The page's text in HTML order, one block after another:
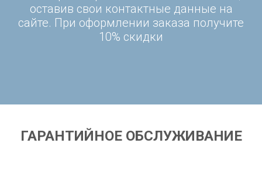
оставив свои контактные данные на
сайте. При оформлении заказа получите
10% скидки
ГАРАНТИЙНОЕ ОБСЛУЖИВАНИЕ